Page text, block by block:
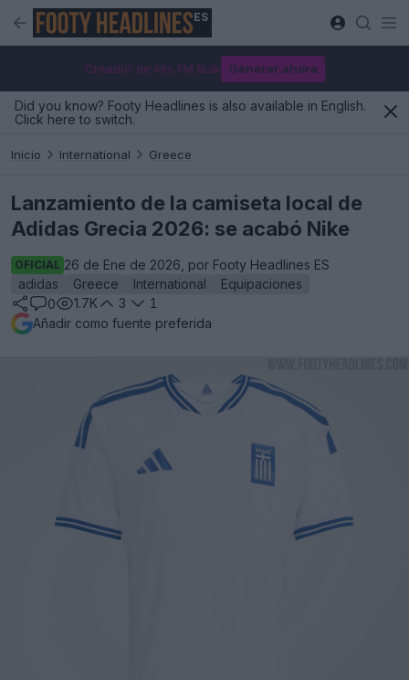
ES
Creador de kits FM Bulk Generar ahora
Did you know? Footy Headlines is also available in English.
Click here to switch.
Inicio International Greece
Lanzamiento de la camiseta local de
Adidas Grecia 2026: se acabó Nike
OFICIAL 26 de Ene de 2026, por Footy Headlines ES
adidas
Greece International
Equipaciones
0
1.7K 3
1
Añadir como fuente preferida